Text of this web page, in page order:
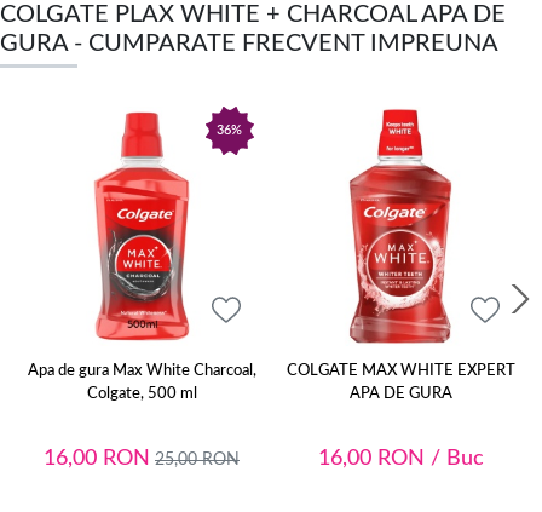
COLGATE PLAX WHITE + CHARCOAL APA DE
GURA - CUMPARATE FRECVENT IMPREUNA
36%
Apa de gura Max White Charcoal,
Colgate, 500 ml
16,00 RON 25,00RON
COLGATE MAX WHITE EXPERT
APA DE GURA
16,00 RON / Buc